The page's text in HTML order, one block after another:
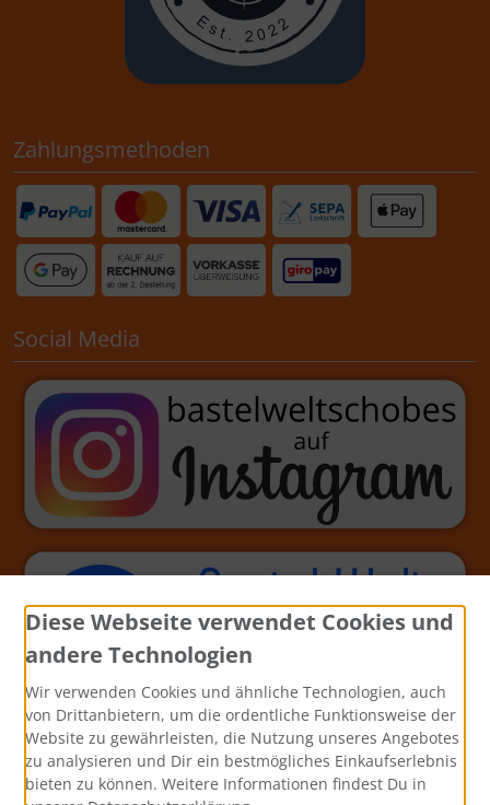
Zahlungsmethoden
Social Media
Diese Webseite verwendet Cookies und
andere Technologien
Wir verwenden Cookies und ähnliche Technologien, auch
von Drittanbietern, um die ordentliche Funktionsweise der
Website zu gewährleisten, die Nutzung unseres Angebotes
zu analysieren und Dir ein bestmögliches Einkaufserlebnis
bieten zu können. Weitere Informationen findest Du in